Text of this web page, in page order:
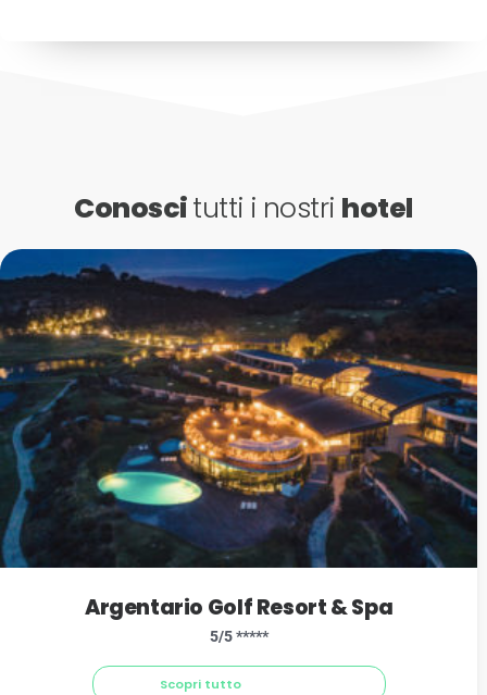
Conoscitutti i nostri hotel
Argentario Golf Resort & Spa
5/5 *****
Scopri tutto